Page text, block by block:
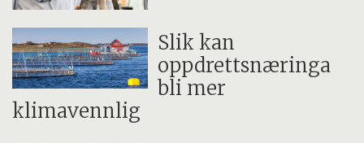
Slik kan
oppdrettsnæringa
bli mer
klimavennlig